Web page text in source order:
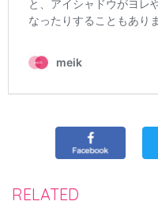
RELATED